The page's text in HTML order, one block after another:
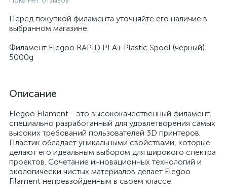
Перед покупкой филамента уточняйте его наличие в
выбранном магазине.
Филамент Elegoo RAPID PLA+ Plastic Spool (черный)
5000g
Описание
Elegoo Filament - это высококачественный филамент,
специально разработанный для удовлетворения самых
высоких требований пользователей 3D принтеров.
Пластик обладает уникальными свойствами, которые
делают его идеальным выбором для широкого спектра
проектов. Сочетание инновационных технологий и
экологически чистых материалов делает Elegoo
Filament непревзойденным в своем классе.